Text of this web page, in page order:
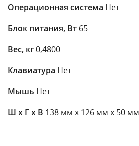
Нет
65
0,4800
Нет
Нет
138 мм х 126 мм х 50 мм